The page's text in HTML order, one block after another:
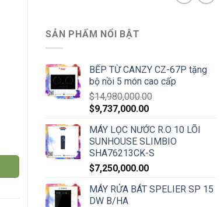
SẢN PHẨM NỔI BẬT
BẾP TỪ CANZY CZ-67P tặng
bộ nồi 5 món cao cấp
$14,980,000.00
$9,737,000.00
MÁY LỌC NƯỚC R.O 10 LÕI
SUNHOUSE SLIMBIO
SHA76213CK-S
$7,250,000.00
MÁY RỬA BÁT SPELIER SP 15
DW B/HA